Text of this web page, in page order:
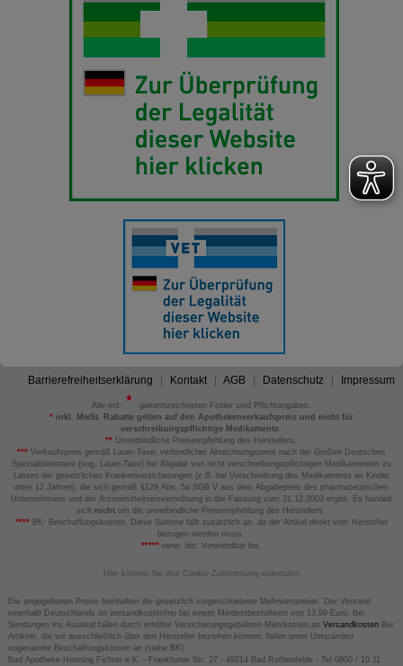
Barrierefreiheitserklärung Kontakt AGB Datenschutz Impressum
Alle mit
gekennzeichneten Felder sind Pflichtangaben.
*inkl. MwSt. Rabatte gelten auf den Apothekenverkaufspreis und nicht für
verschreibungspflichtige Medikamente.
** Unverbindliche Preisempfehlung des Herstellers.
*** Verkaufspreis gemäß Lauer-Taxe; verbindlicher Abrechnungspreis nach der Großen Deutschen
Spezialitätentaxe (sog. Lauer-Taxe) bei Abgabe von nicht verschreibungspflichtigen Medikamenten zu
Lasten der gesetzlichen Krankenversicherungen (z.B. bei Verschreibung des Medikaments an Kinder
unter 12 Jahren), die sich gemäß §129 Abs. 5a SGB V aus dem Abgabepreis des pharmazeutischen
Unternehmens und der Arzneimittelpreisverordnung in der Fassung zum 31.12.2003 ergibt. Es handelt
sich nicht um die unverbindliche Preisempfehlung des Herstellers.
****BK: Beschaffungskosten. Diese Summe fällt zusätzlich an, da der Artikel direkt vom Hersteller
bezogen werden muss.
*****verw. bis: Verwendbar bis.
Hier können Sie Ihre Cookie-Zustimmung widerrufen
Die angegebenen Preise beinhalten die gesetzlich vorgeschriebene Mehrwertsteuer. Der Versand
innerhalb Deutschlands ist versandkostenfrei bei einem Mindestbestellwert von 13,99 Euro. Bei
Sendungen ins Ausland fallen durch erhöhte Versicherungsgebühren Mehrkosten an VersandkostenBei
Artikeln, die wir ausschließlich über den Hersteller beziehen können, fallen unter Umständen
sogenannte Beschaffungskosten an (siehe BK).
Bad Apotheke Henning Fichter e.K. - Frankfurter Str. 27 - 49214 Bad Rothenfelde - Tel 0800 / 10 11